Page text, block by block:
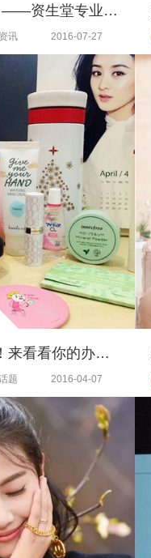
头皮百年 不老传奇 ——资生堂专业美发头皮能量科技奢享体验会北京丁和李朴隆重上演
讯 2016-07-27
闺蜜报告来种草啦！来看看你的办公桌上还缺点啥！
题 2016-04-07